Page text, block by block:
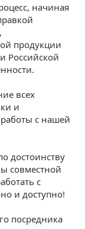
начиная
продукции
Российской
всех
и
с нашей
достоинству
совместной
с
и доступно!
посредника